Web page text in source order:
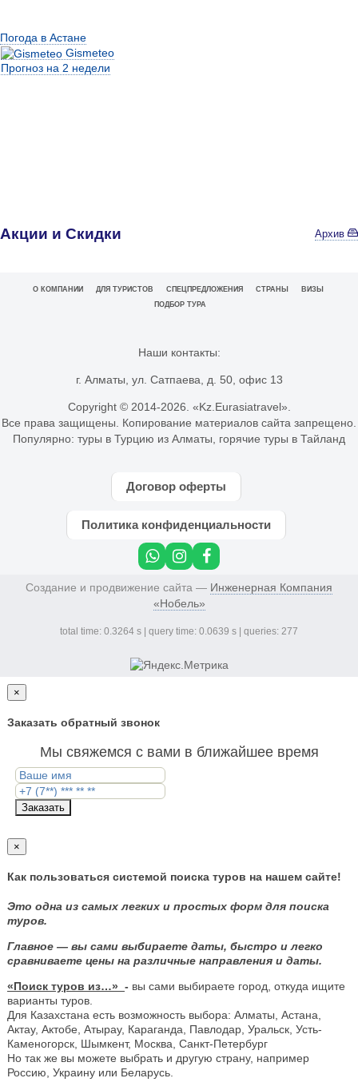
Погода в Астане
Gismeteo
Прогноз на 2 недели
Акции и Скидки Архив
О КОМПАНИИ ДЛЯ ТУРИСТОВ СПЕЦПРЕДЛОЖЕНИЯ СТРАНЫ
ВИЗЫ
ПОДБОР ТУРА
Наши контакты:
г. Алматы, ул. Сатпаева, д. 50, офис 13
Copyright © 2014-2026. «Kz.Eurasiatravel».
Все права защищены. Копирование материалов сайта запрещено.
Популярно: туры в Турцию из Алматы горячие туры в Тайланд
Договор оферты
Политика конфиденциальности
Создание и продвижение сайта — Инженерная Компания
«Нобель»
total time: 0.3264 s | query time: 0.0639 s | queries: 277
×
Заказать обратный звонок
Мы свяжемся с вами в ближайшее время
Заказать
×
Как пользоваться системой поиска туров на нашем сайте!
Это одна из самых легких и простых форм для поиска
туров.
Главное — вы сами выбираете даты, быстро и легко
сравниваете цены на различные направления и даты.
«Поиск туров из…» - вы сами выбираете город, откуда ищите
варианты туров.
Для Казахстана есть возможность выбора: Алматы, Астана,
Актау, Актобе, Атырау, Караганда, Павлодар, Уральск, Усть-
Каменогорск, Шымкент, Москва, Санкт-Петербург
Но так же вы можете выбрать и другую страну, например
Россию, Украину или Беларусь.